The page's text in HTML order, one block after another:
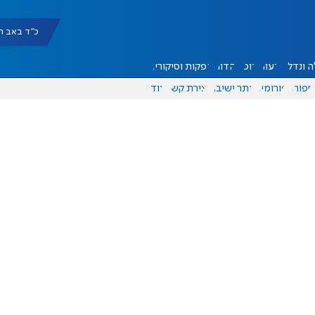
כ"ד באב תשפ"ו
ונדל"ן דעות אוכל יהדות הפקות וסיקורים
ספורט פורומים אתר ישיבה יצירת קשר עוד